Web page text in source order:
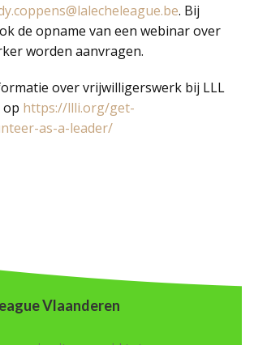
. Bij
de opname van een webinar over
worden aanvragen.
over vrijwilligerswerk bij LLL
op https://llli.org/get-
as-a-leader/
Vlaanderen